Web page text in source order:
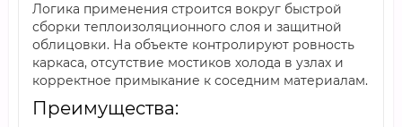
Логика применения строится вокруг быстрой
сборки теплоизоляционного слоя и защитной
облицовки. На объекте контролируют ровность
каркаса, отсутствие мостиков холода в узлах и
корректное примыкание к соседним материалам.
Преимущества: